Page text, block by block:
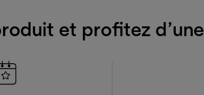
et profitez